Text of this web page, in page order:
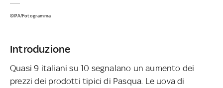
©IPA/Fotogramma
Introduzione
Quasi 9 italiani su 10 segnalano un aumento dei
prezzi dei prodotti tipici di Pasqua. Le uova di